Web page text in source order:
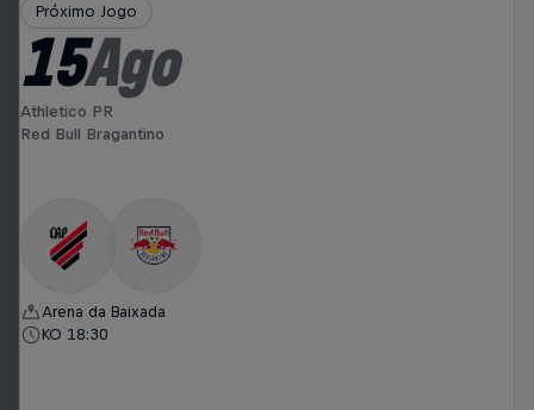
Próximo Jogo
15Ago
Athletico PR
Red Bull Bragantino
Arena da Baixada
KO 18:30